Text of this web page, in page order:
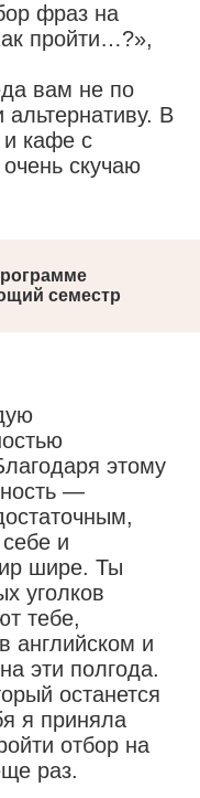
фраз на
пройти…?»,
вам не по
альтернативу. В
и кафе с
скучаю
семестр
этому
—
и
шире. Ты
уголков
тебе,
английском и
эти полгода.
останется
я приняла
отбор на
раз.